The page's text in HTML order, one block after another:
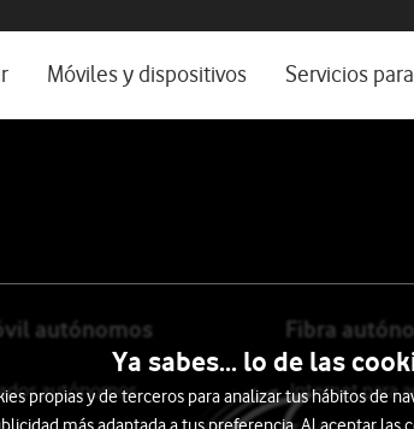
ayuda e idioma
Móviles y dispositivos Servicios
autónomos
autónomos
Fibra
Internet para
Ya sabes... lo de las
propias y de terceros para analizar tus hábitos de